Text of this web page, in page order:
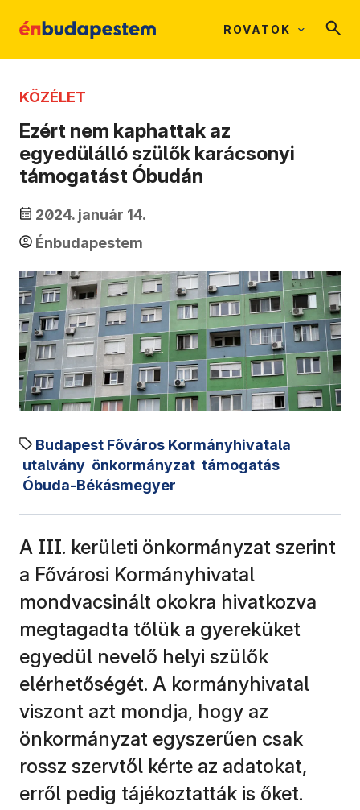
ROVATOK
KÖZÉLET
Ezért nem kaphattak az
egyedülálló szülők karácsonyi
támogatást Óbudán
2024. január 14.
Énbudapestem
Budapest Főváros Kormányhivatala
utalvány önkormányzat támogatás
Óbuda-Békásmegyer
A III. kerületi önkormányzat szerint
a Fővárosi Kormányhivatal
mondvacsinált okokra hivatkozva
megtagadta tőlük a gyereküket
egyedül nevelő helyi szülők
elérhetőségét. A kormányhivatal
viszont azt mondja, hogy az
önkormányzat egyszerűen csak
rossz szervtől kérte az adatokat,
erről pedig tájékoztatták is őket.